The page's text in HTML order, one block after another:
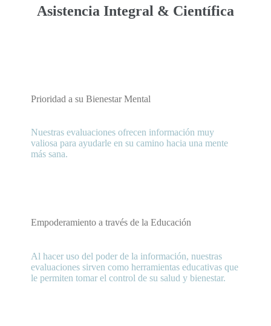
Asistencia Integral & Científica
Prioridad a su Bienestar Mental
Nuestras evaluaciones ofrecen información muy
valiosa para ayudarle en su camino hacia una mente
más sana.
Empoderamiento a través de la Educación
Al hacer uso del poder de la información, nuestras
evaluaciones sirven como herramientas educativas que
le permiten tomar el control de su salud y bienestar.